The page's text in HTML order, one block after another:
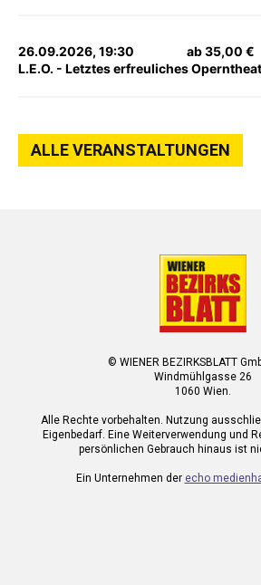
26.09.2026, 19:30
L.E.O. - Letztes erfreuliches
ab 35,00 €
ALLE VERANSTALTUNGEN
© WIENER BEZIRKSBLATT
Windmühlgasse 26
1060 Wien.
Alle Rechte vorbehalten. Nutzung
Eigenbedarf. Eine Weiterverwendung und
persönlichen Gebrauch hinaus ist
Ein Unternehmen der echo